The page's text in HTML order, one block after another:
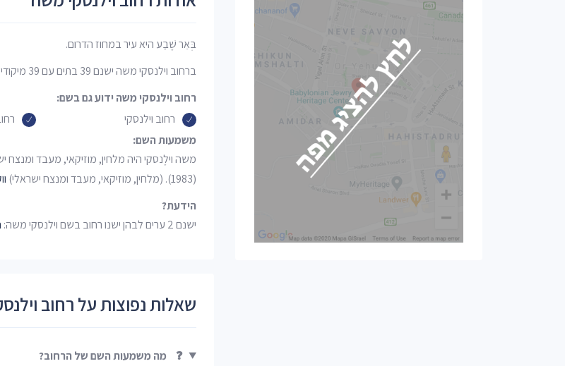
בְּאֵר שֶׁבַע היא עיר במחוז הדרום.
ברחוב וילנסקי משה ישנם 39 בתים עם 39 מיקודים שונים.
רחוב וילנסקי משה ידוע גם בשם:
רחוב וילנסקי
משמעות השם:
משה וילֶנסקי היה מלחין, מוזיקאי, מעבד
(1983). (מלחין, מוזיקאי, מעבד ומנצח ישראלי)
הידעת?
ישנם 2 ערים לבהן ישנו רחוב בשם וילנסקי משה:
שאלות נפוצות על רחוב
❓ מה משמעות השם של הרחוב?